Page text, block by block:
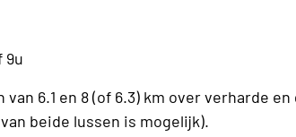
9u
van 6.1 en 8 (of 6.3) km over verharde
beide lussen is mogelijk).